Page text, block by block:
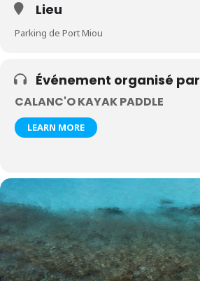
Lieu
Parking de Port Miou
Événement organisé par
CALANC'O KAYAK PADDLE
LEARN MORE